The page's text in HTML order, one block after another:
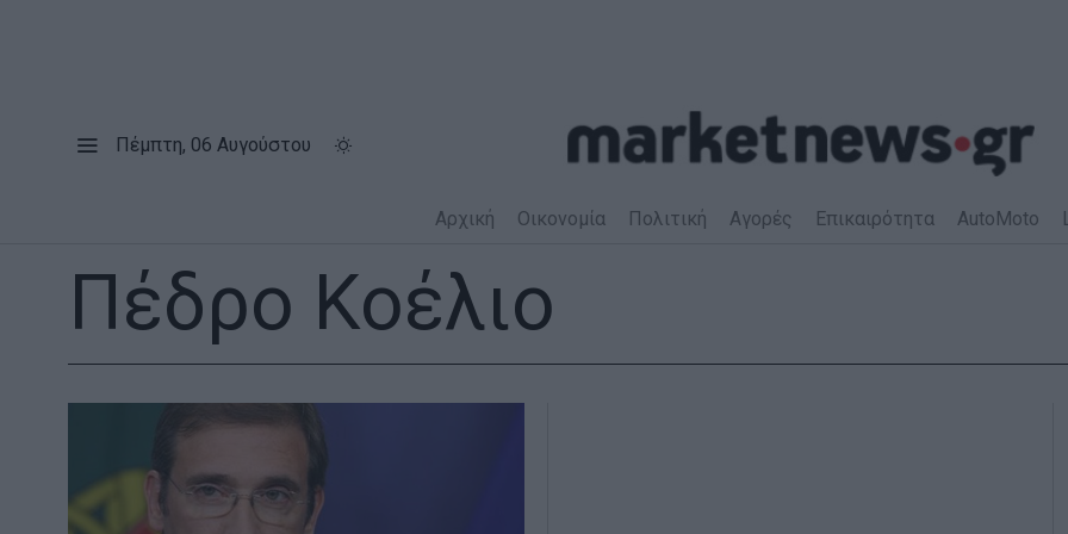
Πέμπτη, 06 Αυγούστου
Αρχική Οικονομία Πολιτική Αγορές Επικαιρότητα AutoMoto
Πέδρο Κοέλιο